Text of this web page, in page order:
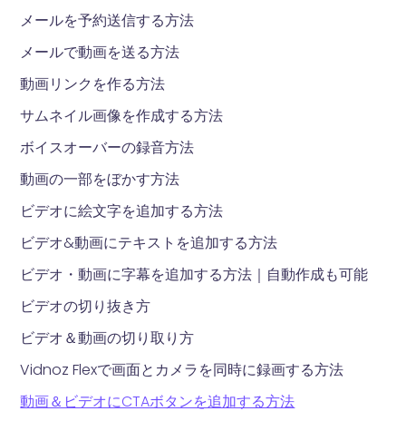
メールを予約送信する方法
メールで動画を送る方法
動画リンクを作る方法
サムネイル画像を作成する方法
ボイスオーバーの録音方法
動画の一部をぼかす方法
ビデオに絵文字を追加する方法
ビデオ&動画にテキストを追加する方法
ビデオ・動画に字幕を追加する方法｜自動作成も可能
ビデオの切り抜き方
ビデオ＆動画の切り取り方
Vidnoz Flexで画面とカメラを同時に録画する方法
動画＆ビデオにCTAボタンを追加する方法